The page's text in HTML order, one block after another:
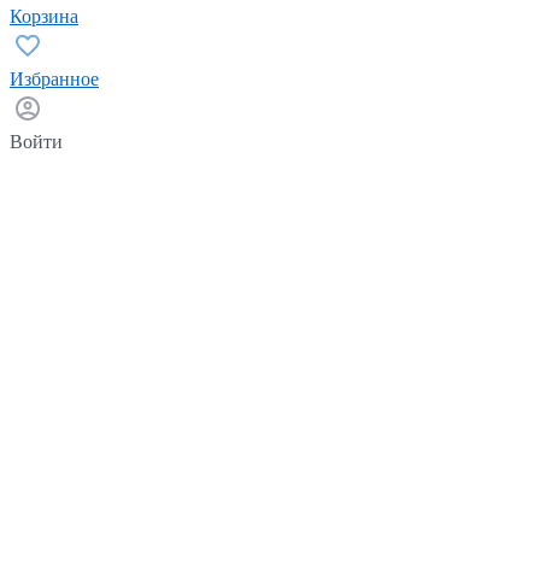
Корзина
Избранное
Войти